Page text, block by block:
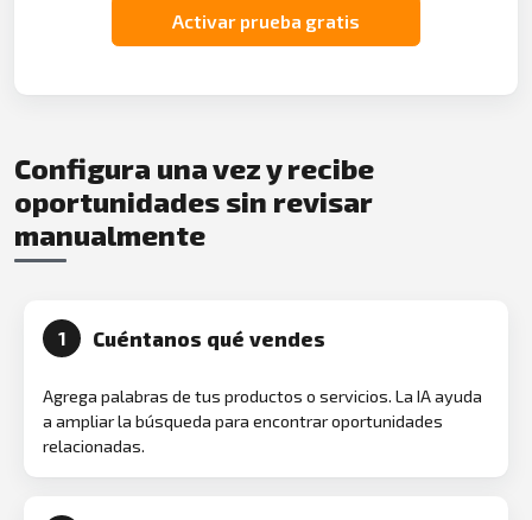
Activar prueba gratis
Configura una vez y recibe
oportunidades sin revisar
manualmente
1 Cuéntanos qué vendes
Agrega palabras de tus productos o servicios. La IA ayuda
a ampliar la búsqueda para encontrar oportunidades
relacionadas.